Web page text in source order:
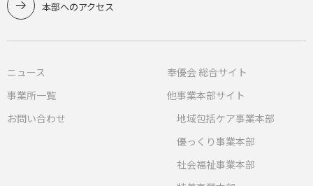
本部へのアクセス
ニュース
事業所一覧
お問い合わせ
奉優会 総合サイト
他事業本部サイト
地域包括ケア事業本部
優っくり事業本部
社会福祉事業本部